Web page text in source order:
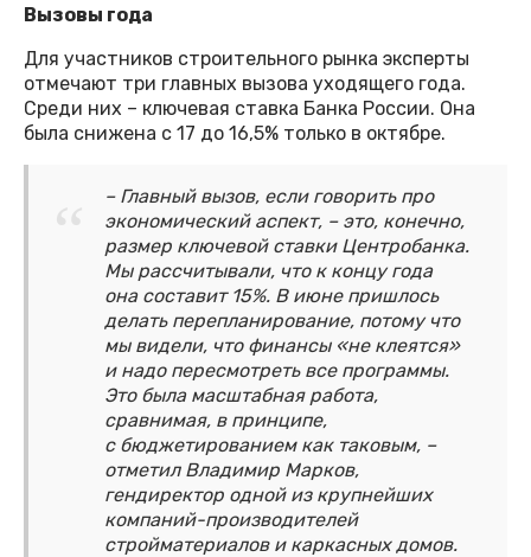
Вызовы года
Для участников строительного рынка эксперты
отмечают три главных вызова уходящего года.
Среди них – ключевая ставка Банка России. Она
была снижена с 17 до 16,5% только в октябре.
– Главный вызов, если говорить про
экономический аспект, – это, конечно,
размер ключевой ставки Центробанка.
Мы рассчитывали, что к концу года
она составит 15%. В июне пришлось
делать перепланирование, потому что
мы видели, что финансы «не клеятся»
и надо пересмотреть все программы.
Это была масштабная работа,
сравнимая, в принципе,
с бюджетированием как таковым, –
отметил Владимир Марков,
гендиректор одной из крупнейших
компаний-производителей
стройматериалов и каркасных домов.